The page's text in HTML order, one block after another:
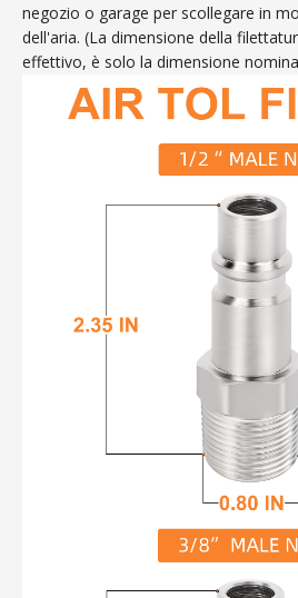
negozio o garage per scollegare in
dell'aria. (La dimensione della
effettivo, è solo la dimensione